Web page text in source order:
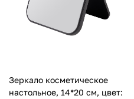
Зеркало косметическое
настольное, 14*20 см, цвет: